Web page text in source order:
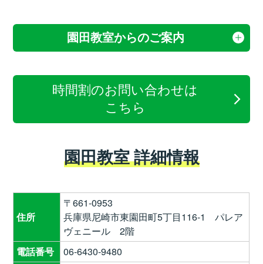
園田教室からのご案内
時間割のお問い合わせは
こちら
園田教室 詳細情報
住所
〒661-0953
兵庫県尼崎市東園田町5丁目116-1 パレア
ヴェニール 2階
電話番号
06-6430-9480